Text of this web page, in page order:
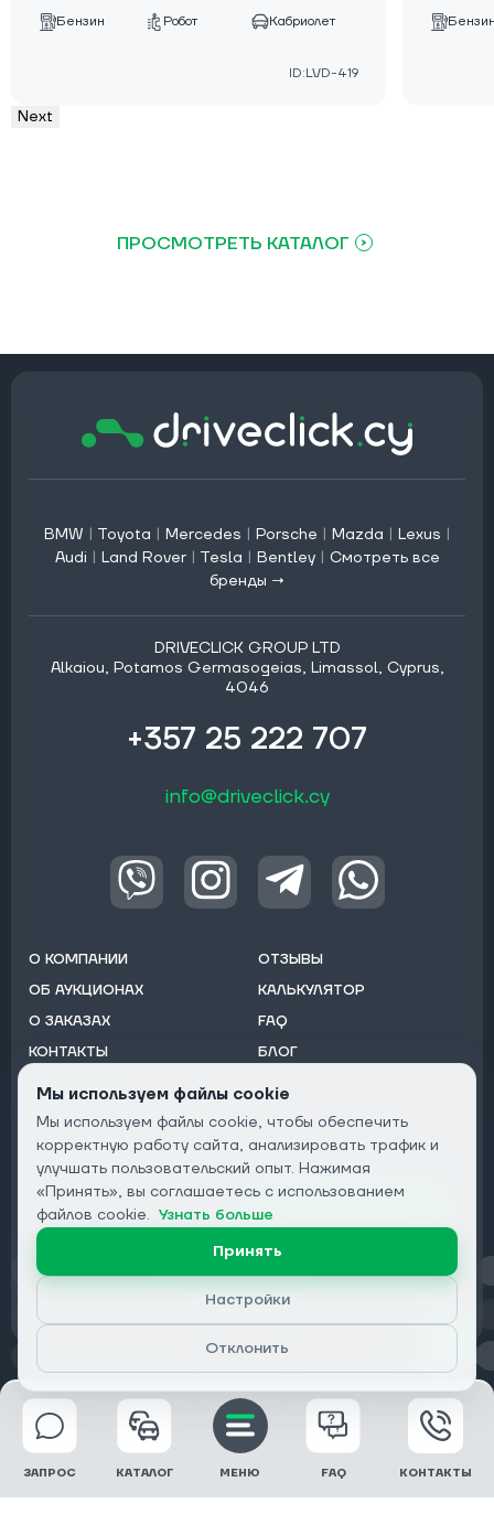
Бензин Робот Кабриолет
ID:LVD-419
Next
ПРОСМОТРЕТЬ КАТАЛОГ
BMW | Toyota | Mercedes | Porsche | Mazda | Lexus |
Audi | Land Rover | Tesla | Bentley | Смотреть все
бренды →
DRIVECLICK GROUP LTD
Alkaiou, Potamos Germasogeias, Limassol, Cyprus,
4046
+357 25 222 707
info@driveclick.cy
О КОМПАНИИ
ОБ АУКЦИОНАХ
О ЗАКАЗАХ
КОНТАКТЫ
ОТЗЫВЫ
КАЛЬКУЛЯТОР
FAQ
БЛОГ
Подписаться на рассылку:
Email
Конфиденциальность
© 2026 DRIVECLICK GROUP LTD | Все права защищены
ЗАПРОС КАТАЛОГ МЕНЮ FAQ КОНТАКТЫ
Мы используем файлы cookie
Мы используем файлы cookie, чтобы обеспечить
корректную работу сайта, анализировать трафик и
улучшать пользовательский опыт. Нажимая
«Принять», вы соглашаетесь с использованием
файлов cookie. Узнать больше
Принять
Настройки
Отклонить